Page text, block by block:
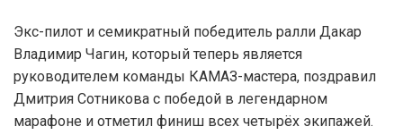
Экс-пилот и семикратный победитель ралли Дакар
Владимир Чагин, который теперь является
руководителем команды КАМАЗ-мастера, поздравил
Дмитрия Сотникова с победой в легендарном
марафоне и отметил финиш всех четырёх экипажей.